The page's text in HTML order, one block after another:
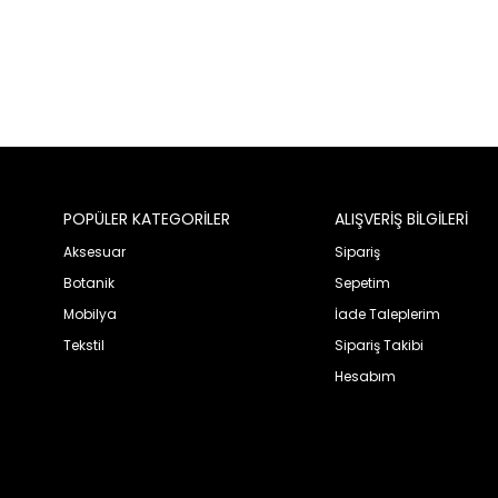
POPÜLER KATEGORİLER
Aksesuar
Botanik
Mobilya
Tekstil
ALIŞVERİŞ BİLGİLERİ
Sipariş
Sepetim
İade Taleplerim
Sipariş Takibi
Hesabım